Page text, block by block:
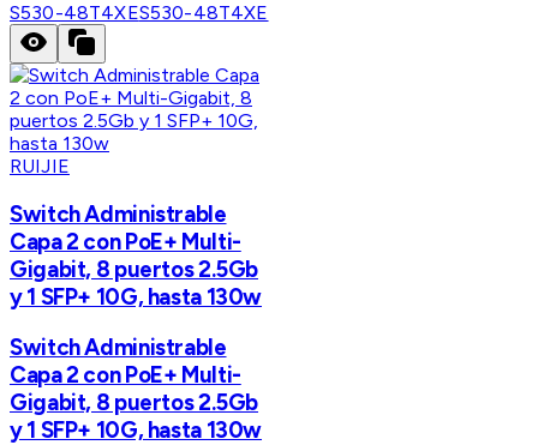
S530-48T4XES530-48T4XE
RUIJIE
Switch Administrable
Capa 2 con PoE+ Multi-
Gigabit, 8 puertos 2.5Gb
y 1 SFP+ 10G, hasta 130w
Switch Administrable
Capa 2 con PoE+ Multi-
Gigabit, 8 puertos 2.5Gb
y 1 SFP+ 10G, hasta 130w